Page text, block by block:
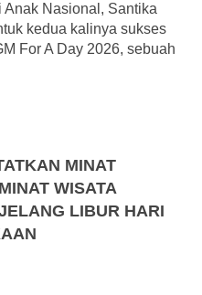
Anak Nasional, Santika
kedua kalinya sukses
For A Day 2026, sebuah
MINAT
WISATA
LIBUR HARI